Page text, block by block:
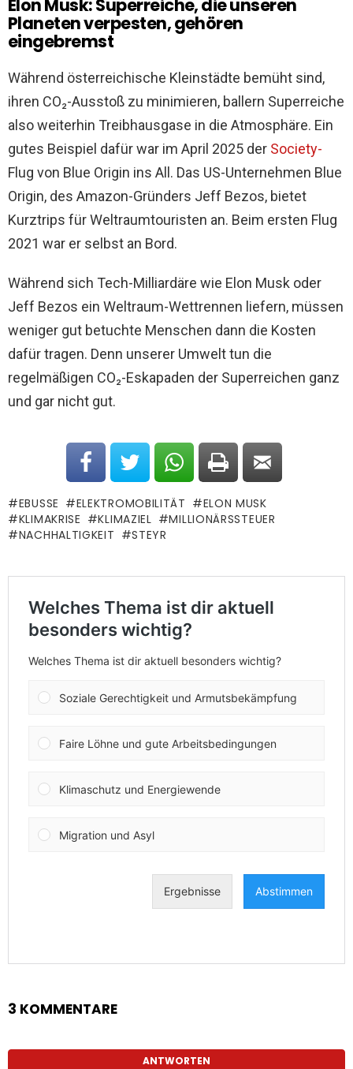
Elon Musk: Superreiche, die unseren
Planeten verpesten, gehören
eingebremst
Während österreichische Kleinstädte bemüht sind,
ihren CO₂-Ausstoß zu minimieren, ballern Superreiche
also weiterhin Treibhausgase in die Atmosphäre. Ein
gutes Beispiel dafür war im April 2025 der Society-
Flug von Blue Origin ins All. Das US-Unternehmen Blue
Origin, des Amazon-Gründers Jeff Bezos, bietet
Kurztrips für Weltraumtouristen an. Beim ersten Flug
2021 war er selbst an Bord.
Während sich Tech-Milliardäre wie Elon Musk oder
Jeff Bezos ein Weltraum-Wettrennen liefern, müssen
weniger gut betuchte Menschen dann die Kosten
dafür tragen. Denn unserer Umwelt tun die
regelmäßigen CO₂-Eskapaden der Superreichen ganz
und gar nicht gut.
EBUSSE ELEKTROMOBILITÄT
ELON MUSK
KLIMAKRISE
KLIMAZIEL
MILLIONÄRSSTEUER
NACHHALTIGKEIT
STEYR
3 KOMMENTARE
ANTWORTEN